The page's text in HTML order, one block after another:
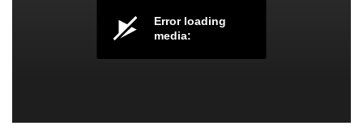
Error loading
media: